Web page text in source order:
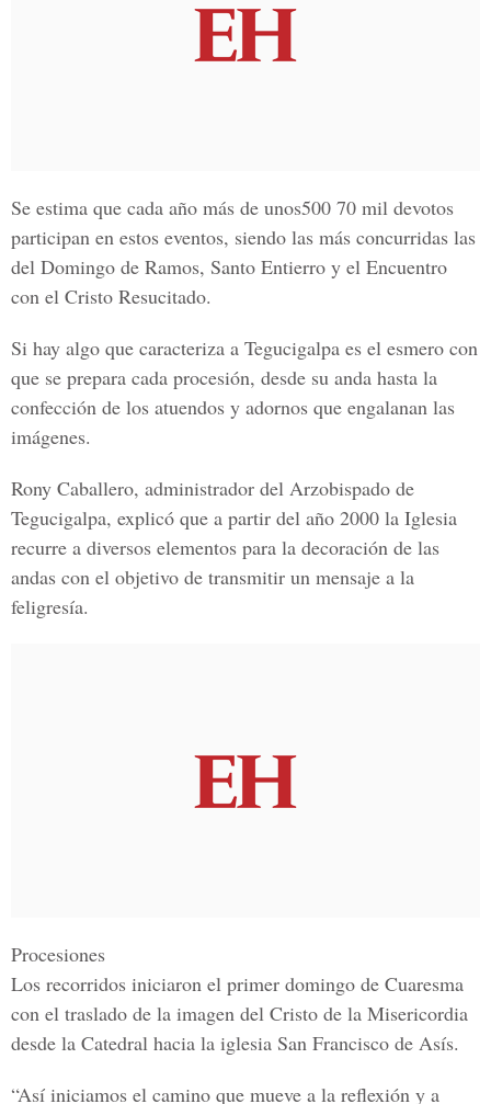
Se estima que cada año más de unos500 70 mil devotos
participan en estos eventos, siendo las más concurridas las
del Domingo de Ramos, Santo Entierro y el Encuentro
con el Cristo Resucitado.
Si hay algo que caracteriza a Tegucigalpa es el esmero con
que se prepara cada procesión, desde su anda hasta la
confección de los atuendos y adornos que engalanan las
imágenes.
Rony Caballero, administrador del Arzobispado de
Tegucigalpa, explicó que a partir del año 2000 la Iglesia
recurre a diversos elementos para la decoración de las
andas con el objetivo de transmitir un mensaje a la
feligresía.
Procesiones
Los recorridos iniciaron el primer domingo de Cuaresma
con el traslado de la imagen del Cristo de la Misericordia
desde la Catedral hacia la iglesia San Francisco de Asís.
“Así iniciamos el camino que mueve a la reflexión y a